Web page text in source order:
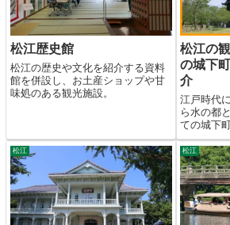
松江歴史館
松江の歴史や文化を紹介する資料
館を併設し、お土産ショップや甘
味処のある観光施設。
松江の
の城下
介
江戸時代
ら水の都
ての城下町
松江 松江